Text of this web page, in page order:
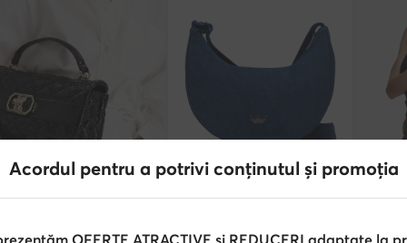
Ofertă
· Negru
Geantă · Albastru
Ofertă
Geantă
Acordul pentru a potrivi conținutul și promoția
OFERTE ATRACTIVE și REDUCERI adaptate la